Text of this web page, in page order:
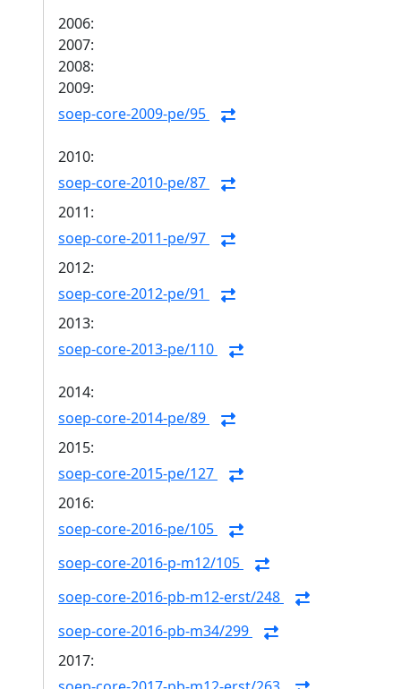
2006:
2007:
2008:
2009:
soep-core-2009-pe/95
2010:
soep-core-2010-pe/87
2011:
soep-core-2011-pe/97
2012:
soep-core-2012-pe/91
2013:
soep-core-2013-pe/110
2014:
soep-core-2014-pe/89
2015:
soep-core-2015-pe/127
2016:
soep-core-2016-pe/105
soep-core-2016-p-m12/105
soep-core-2016-pb-m12-erst/248
soep-core-2016-pb-m34/299
2017: